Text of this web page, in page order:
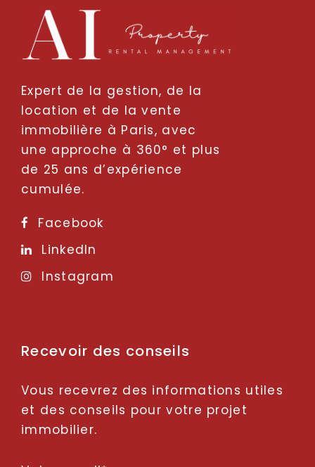
Expert de la gestion, de la
location et de la vente
immobilière à Paris, avec
une approche à 360° et plus
de 25 ans d’expérience
cumulée.
Facebook
LinkedIn
Instagram
Recevoir des conseils
Vous recevrez des informations utiles
et des conseils pour votre projet
immobilier.